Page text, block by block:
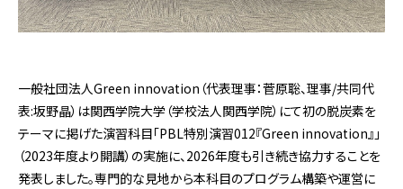
一般社団法人Green innovation（代表理事：菅原聡、理事/共同代
表:坂野晶）は関西学院大学（学校法人関西学院）にて初の脱炭素を
テーマに掲げた演習科目「PBL特別演習012『Green innovation』」
（2023年度より開講）の実施に、2026年度も引き続き協力することを
発表しました。専門的な見地から本科目のプログラム構築や運営に